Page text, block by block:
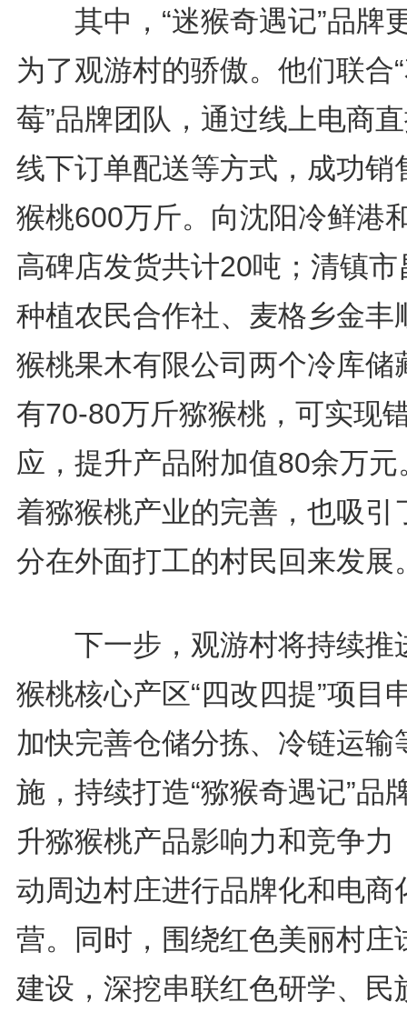
其中，“迷猴奇遇记”品牌
为了观游村的骄傲。他们联合
莓”品牌团队，通过线上电商
线下订单配送等方式，成功销
猴桃600万斤。向沈阳冷鲜港
高碑店发货共计20吨；清镇市
种植农民合作社、麦格乡金丰
猴桃果木有限公司两个冷库储
有70-80万斤猕猴桃，可实现
应，提升产品附加值80余万元
着猕猴桃产业的完善，也吸引
分在外面打工的村民回来发展
下一步，观游村将持续推
猴桃核心产区“四改四提”项目
加快完善仓储分拣、冷链运输
施，持续打造“猕猴奇遇记”品
升猕猴桃产品影响力和竞争力
动周边村庄进行品牌化和电商
营。同时，围绕红色美丽村庄
建设，深挖串联红色研学、民